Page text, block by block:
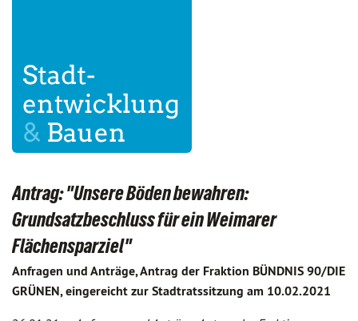
Antrag: "Unsere Böden bewahren:
Grundsatzbeschluss für ein Weimarer
Flächensparziel"
Anfragen und Anträge, Antrag der Fraktion BÜNDNIS 90/DIE
GRÜNEN, eingereicht zur Stadtratssitzung am 10.02.2021